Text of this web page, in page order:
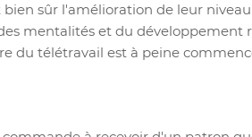
bien sûr l'amélioration de leur
mentalités et du développement
du télétravail est à peine